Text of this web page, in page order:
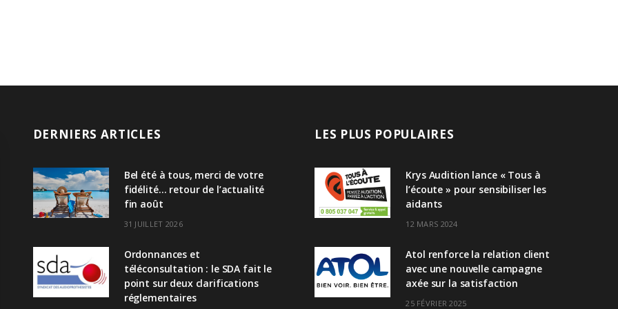
DERNIERS ARTICLES
Bel été à tous, merci de votre
fidélité… retour de l’actualité
fin août
31 JUILLET 2026
Ordonnances et
téléconsultation : le SDA fait le
point sur deux clarifications
réglementaires
LES PLUS POPULAIRES
Krys Audition lance « Tous à
l’écoute » pour sensibiliser les
aidants
12 MARS 2024
Atol renforce la relation client
avec une nouvelle campagne
axée sur la satisfaction
25 FÉVRIER 2025